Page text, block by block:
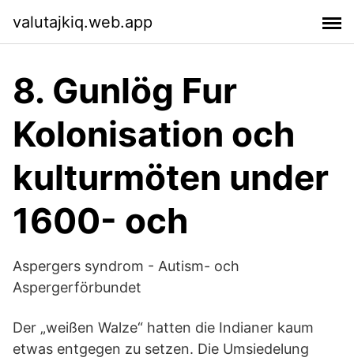
valutajkiq.web.app
8. Gunlög Fur
Kolonisation och
kulturmöten under
1600- och
Aspergers syndrom - Autism- och
Aspergerförbundet
Der „weißen Walze“ hatten die Indianer kaum
etwas entgegen zu setzen. Die Umsiedelung